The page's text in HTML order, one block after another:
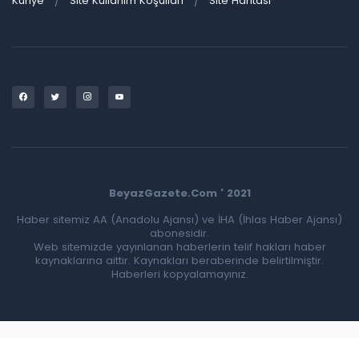
BeyazGazete.Com ' 2021
Haber sitemiz AA (Anadolu Ajansı) ve İHA (İhlas Haber Ajansı)
abonesidir.
Web sitemizde yayınlanan haberlerin telif hakları haber
kaynaklarına aittir. Kaynakları beraberinde belirtilmiştir.
Haberleri kopyalamayınız.